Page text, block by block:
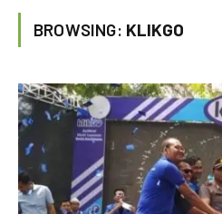
BROWSING: KLIKGO